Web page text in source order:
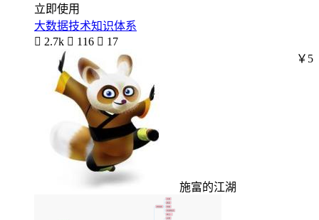
立即使用
大数据技术知识体系
 2.7k  116  17
施富的江湖
￥5